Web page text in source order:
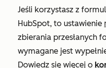
Jeśli korzystasz z
HubSpot, to ustawienie
zbierania przesłanych
wymagane jest
Dowiedz się więcej o